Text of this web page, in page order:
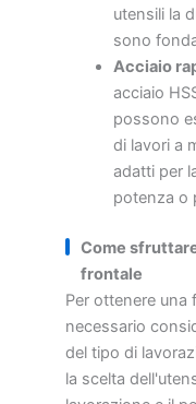
utensili la
sono
Acciaio
acciaio
possono
di lavori a
adatti per
potenza o
Come
frontale
Per ottenere una
necessario
del tipo di
la scelta